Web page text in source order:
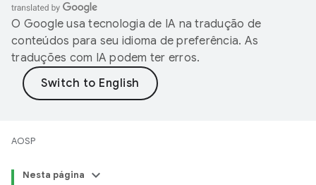
O Google usa tecnologia de IA na tradução de
conteúdos para seu idioma de preferência. As
traduções com IA podem ter erros.
AOSP
Nesta página